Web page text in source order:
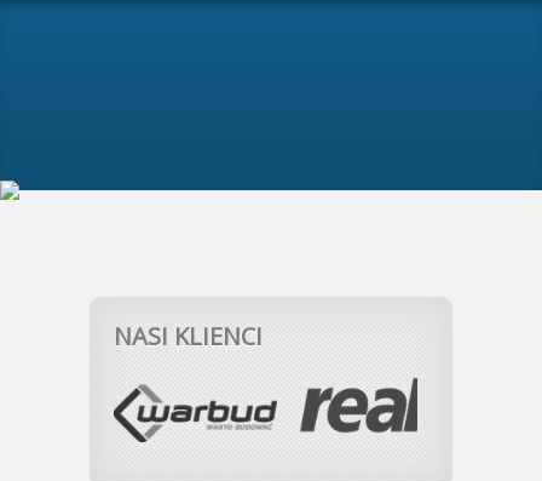
NASI KLIENCI